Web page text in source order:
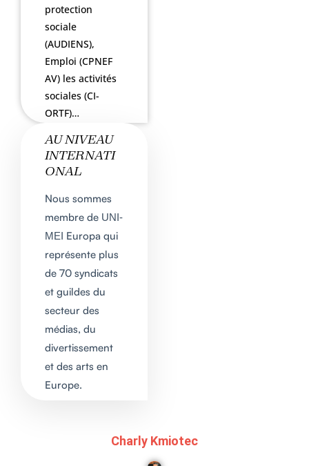
protection
sociale
(AUDIENS),
Emploi (CPNEF
AV) les activités
sociales (CI-
ORTF)…
AU NIVEAU
INTERNATI
ONAL
Nous sommes
membre de UNI-
MEI Europa qui
représente plus
de 70 syndicats
et guildes du
secteur des
médias, du
divertissement
et des arts en
Europe.
Charly Kmiotec